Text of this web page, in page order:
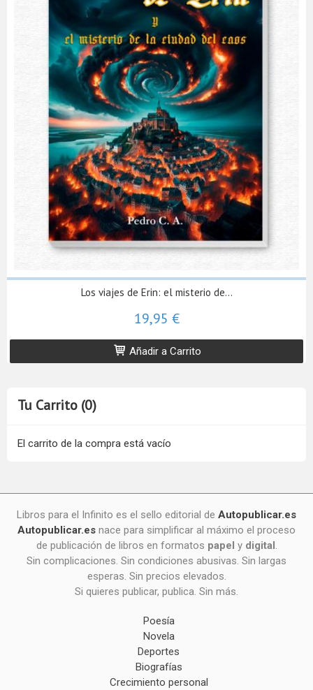
Tu Carrito (0)
El carrito de la compra está vacío
Los viajes de Erin: el misterio de...
19,95 €
Añadir a Carrito
Libros para el Infinito es el sello editorial de Autopublicar.es
Autopublicar.es nace para simplificar al máximo el proceso
de publicación de libros en formatos papel y digital.
Sin complicaciones. Sin condiciones abusivas. Sin largas
esperas. Sin precios elevados.
Si quieres publicar, publica. Sin más.
Poesía
Novela
Deportes
Biografías
Crecimiento personal